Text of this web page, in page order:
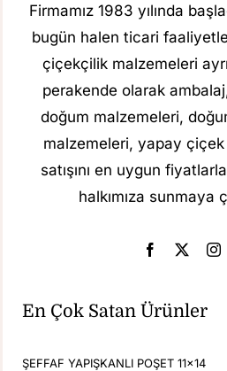
Firmamız 1983 yılında
bugün halen ticari
çiçekçilik malzemeleri
perakende olarak
doğum malzemeleri,
malzemeleri, yapay
satışını en uygun
halkımıza sunmaya
En Çok Satan Ürünler
ŞEFFAF YAPIŞKANLI POŞET 11x14